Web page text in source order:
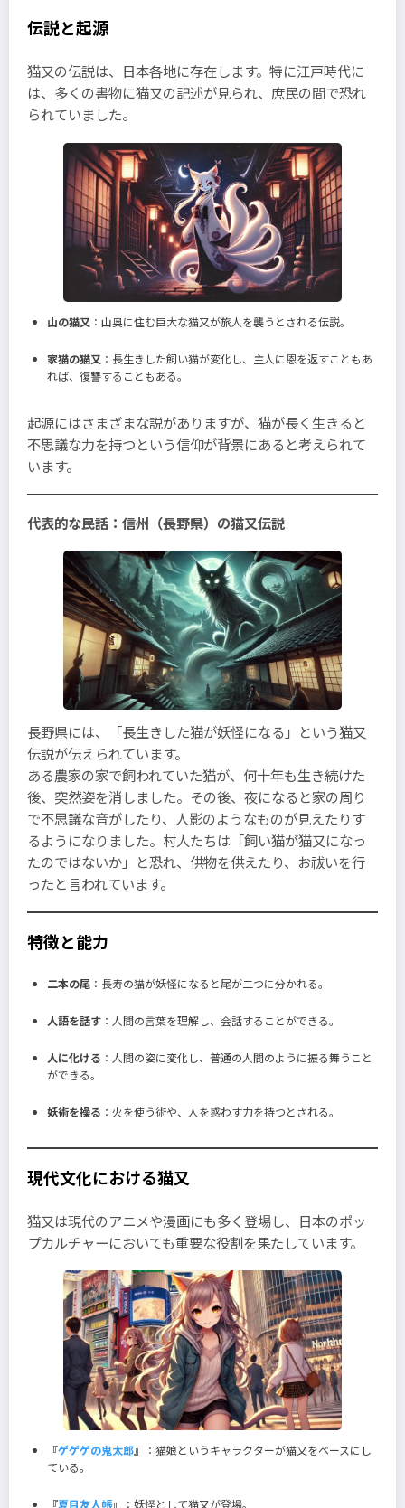
伝説と起源
猫又の伝説は、日本各地に存在します。特に江戸時代に
は、多くの書物に猫又の記述が見られ、庶民の間で恐れ
られていました。
山の猫又 ：山奥に住む巨大な猫又が旅人を襲うとされる伝説。
家猫の猫又 ：長生きした飼い猫が変化し、主人に恩を返すこともあ
れば、復讐することもある。
起源にはさまざまな説がありますが、猫が長く生きると
不思議な力を持つという信仰が背景にあると考えられて
います。
代表的な民話：信州（長野県）の猫又伝説
長野県には、「長生きした猫が妖怪になる」という猫又
伝説が伝えられています。
ある農家の家で飼われていた猫が、何十年も生き続けた
後、突然姿を消しました。その後、夜になると家の周り
で不思議な音がしたり、人影のようなものが見えたりす
るようになりました。村人たちは「飼い猫が猫又になっ
たのではないか」と恐れ、供物を供えたり、お祓いを行
ったと言われています。
特徴と能力
二本の尾 ：長寿の猫が妖怪になると尾が二つに分かれる。
人語を話す ：人間の言葉を理解し、会話することができる。
人に化ける ：人間の姿に変化し、普通の人間のように振る舞うこと
ができる。
妖術を操る ：火を使う術や、人を惑わす力を持つとされる。
現代文化における猫又
猫又は現代のアニメや漫画にも多く登場し、日本のポッ
プカルチャーにおいても重要な役割を果たしています。
『ゲゲゲの鬼太郎』
：猫娘というキャラクターが猫又をベースにし
ている。
『夏目友人帳』 ：妖怪として猫又が登場。